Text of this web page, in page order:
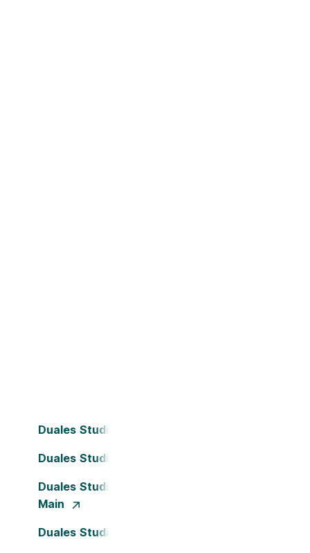
Duales Studium Bielefeld
Duales Studium Dortmund
Duales Studium Frankfurt am
Main
Duales Studium Köln